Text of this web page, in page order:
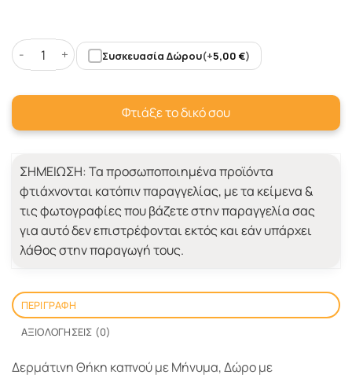
Θήκη καπνού με Μήνυμα, Δώρο με Φωτογραφία, Όνομα
Συσκευασία Δώρου(+5,00 €)
Φτιάξε το δικό σου
ΣΗΜΕΙΩΣΗ:Τα προσωποποιημένα προϊόντα
φτιάχνονται κατόπιν παραγγελίας, με τα κείμενα &
τις φωτογραφίες που βάζετε στην παραγγελία σας
για αυτό δεν επιστρέφονται εκτός και εάν υπάρχει
λάθος στην παραγωγή τους.
ΠΕΡΙΓΡΑΦΉ
ΑΞΙΟΛΟΓΉΣΕΙΣ (0)
Δερμάτινη Θήκη καπνού με Μήνυμα, Δώρο με